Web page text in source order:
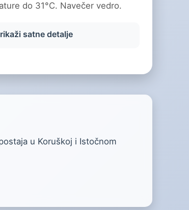
do 31°C. Navečer vedro.
satne detalje
u Koruškoj i Istočnom